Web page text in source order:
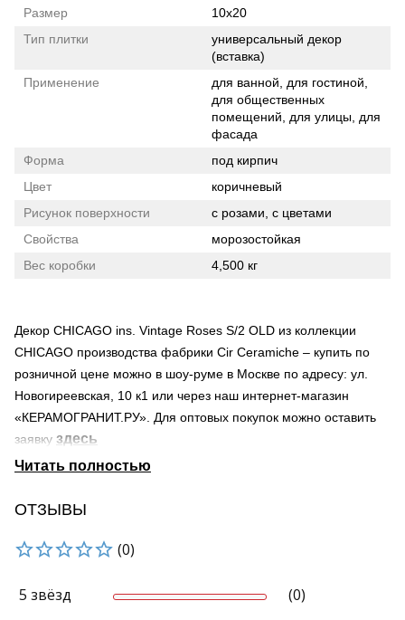
Размер
10x20
Тип плитки
универсальный декор
(вставка)
Применение
для ванной, для гостиной,
для общественных
помещений, для улицы, для
фасада
Форма
под кирпич
Цвет
коричневый
Рисунок поверхности
с розами, с цветами
Свойства
морозостойкая
Вес коробки
4,500 кг
Декор CHICAGO ins. Vintage Roses S/2 OLD из коллекции
CHICAGO производства фабрики Cir Ceramiche – купить по
розничной цене можно в шоу-руме в Москве по адресу: ул.
Новогиреевская, 10 к1 или через наш интернет-магазин
«КЕРАМОГРАНИТ.РУ». Для оптовых покупок можно оставить
заявку здесь
Страна происхождения – Италия
Область применения материала – для ванной, для гостиной,
Мы осуществляем доставку по Москве и Московской области.
России транспортными компаниями.
ОТЗЫВЫ
(0)
5 звёзд
(0)